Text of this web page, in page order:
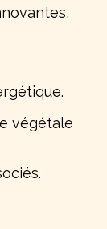
végétale